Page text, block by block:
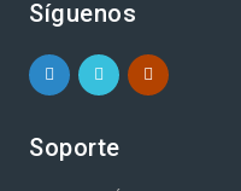
Síguenos
Soporte